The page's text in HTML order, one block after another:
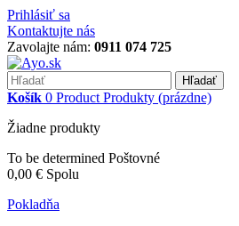
Prihlásiť sa
Kontaktujte nás
Zavolajte nám: 0911 074 725
Hľadať
Košík 0 Product Produkty (prázdne)
Žiadne produkty
To be determined Poštovné
0,00 € Spolu
Pokladňa